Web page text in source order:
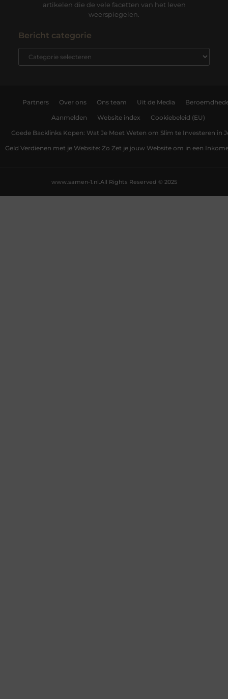
artikelen die de vele facetten van het leven
weerspiegelen.
Bericht categorie
Partners Over ons Ons team Uit de Media
Aanmelden Website index Cookiebeleid (EU)
Goede Backlinks Kopen: Wat Je Moet Weten om Slim te Investeren in
Geld Verdienen met je Website: Zo Zet je jouw Website om in een
All Rights Reserved © 2025
www.samen-1.nl.